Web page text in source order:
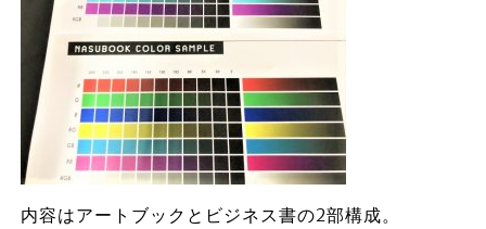
内容はアートブックとビジネス書の2部構成。